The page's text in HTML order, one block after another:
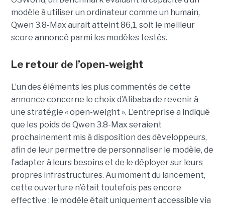
modèle à utiliser un ordinateur comme un humain,
Qwen 3.8-Max aurait atteint 86,1, soit le meilleur
score annoncé parmi les modèles testés.
Le retour de l’open-weight
L’un des éléments les plus commentés de cette
annonce concerne le choix d’Alibaba de revenir à
une stratégie « open-weight ». L’entreprise a indiqué
que les poids de Qwen 3.8-Max seraient
prochainement mis à disposition des développeurs,
afin de leur permettre de personnaliser le modèle, de
l’adapter à leurs besoins et de le déployer sur leurs
propres infrastructures. Au moment du lancement,
cette ouverture n’était toutefois pas encore
effective : le modèle était uniquement accessible via